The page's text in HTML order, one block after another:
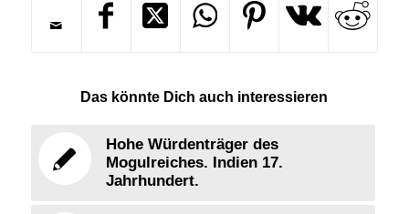
Das könnte Dich auch interessieren
Hohe Würdenträger des
Mogulreiches. Indien 17.
Jahrhundert.